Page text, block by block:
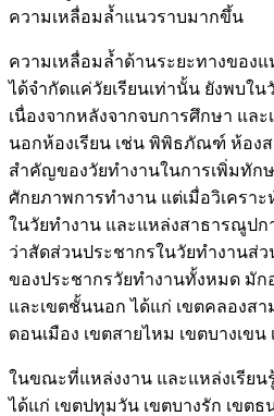
ความเหลื่อมล้ำแนวราบมากขึ้น
ความเหลื่อมล้ำด้านระยะทางของ
ได้จำกัดแค่วัยเรียนเท่านั้น ยังพบใ
เนื่องจากหลังจากจบการศึกษา และ
นอกห้องเรียน เช่น พิพิธภัณฑ์ ห้อง
สำคัญของวัยทำงานในการเพิ่มทัก
ศักยภาพการทำงาน แต่เมื่อวิเครา
ในวัยทำงาน และแหล่งสาธารณูปก
ว่าสัดส่วนประชากรในวัยทำงานส่
ของประชากรวัยทำงานทั้งหมด มัก
และเขตชั้นนอก ได้แก่ เขตคลองสา
ดอนเมือง เขตสายไหม เขตบางเขน
ในขณะที่แหล่งงาน และแหล่งเรียน
ได้แก่ เขตปทุมวัน เขตบางรัก เขต